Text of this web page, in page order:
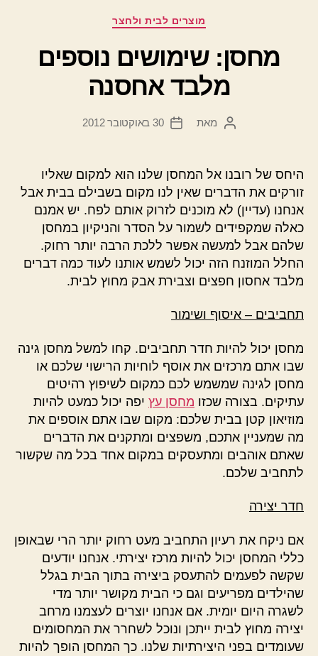
קטגוריות
מוצרים לבית ולחצר
מחסן: שימושים נוספים
מלבד אחסנה
המחבר
מאת
תאריך
30 באוקטובר 2012
היחס של רובנו אל המחסן שלנו הוא למקום שאליו
זורקים את הדברים שאין לנו מקום בשבילם בבית אבל
אנחנו (עדיין) לא מוכנים לזרוק אותם לפח. יש אמנם
כאלה שמקפידים לשמור על הסדר והניקיון במחסן
שלהם אבל למעשה אפשר ללכת הרבה יותר רחוק.
החלל המוזנח הזה יכול לשמש אותנו לעוד כמה דברים
מלבד אחסון חפצים וצבירת אבק מחוץ לבית.
תחביבים – איסוף ושימור
מחסן יכול להיות חדר תחביבים. קחו למשל מחסן גינה
שבו אתם מרכזים את אוסף לוחיות הרישוי שלכם או
מחסן לגינה שמשמש לכם כמקום לשיפוץ רהיטים
עתיקים. בצורה שכזו מחסן עץ יפה יכול כמעט להיות
מוזיאון קטן בבית שלכם: מקום שבו אתם אוספים את
מה שמעניין אתכם, משפצים ומתקנים את הדברים
שאתם אוהבים ומתעסקים במקום אחד בכל מה שקשור
לתחביב שלכם.
חדר יצירה
אם ניקח את רעיון התחביב מעט רחוק יותר הרי שבאופן
כללי המחסן יכול להיות מרכז יצירתי. אנחנו יודעים
שקשה לפעמים להתעסק ביצירה בתוך הבית בגלל
שהילדים מפריעים וגם כי הבית מקושר יותר מדי
לשגרה היום יומית. אם אנחנו יוצרים לעצמנו מרחב
יצירה מחוץ לבית ייתכן ונוכל לשחרר את המחסומים
שעומדים בפני היצירתיות שלנו. כך המחסן הופך להיות